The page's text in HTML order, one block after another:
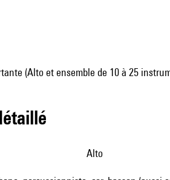
(Alto et ensemble de 10 à 25
alto